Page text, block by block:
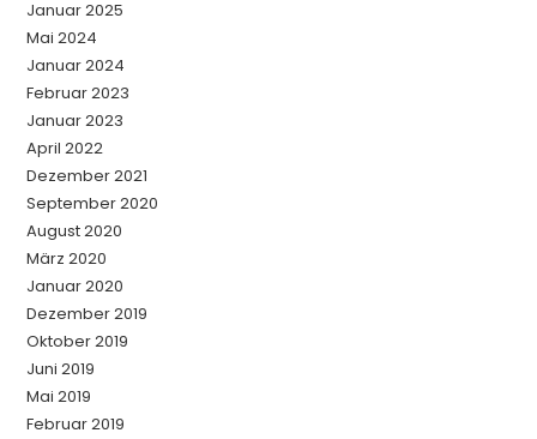
Januar 2025
Mai 2024
Januar 2024
Februar 2023
Januar 2023
April 2022
Dezember 2021
September 2020
August 2020
März 2020
Januar 2020
Dezember 2019
Oktober 2019
Juni 2019
Mai 2019
Februar 2019